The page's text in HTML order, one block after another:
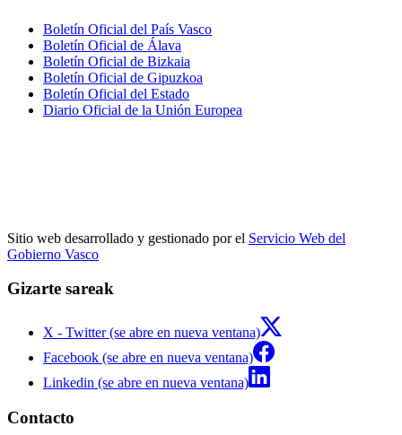
Boletín Oficial del País Vasco
Boletín Oficial de Álava
Boletín Oficial de Bizkaia
Boletín Oficial de Gipuzkoa
Boletín Oficial del Estado
Diario Oficial de la Unión Europea
Sitio web desarrollado y gestionado por el Servicio Web del
Gobierno Vasco
Gizarte sareak
X - Twitter (se abre en nueva ventana)
Facebook (se abre en nueva ventana)
Linkedin (se abre en nueva ventana)
Contacto